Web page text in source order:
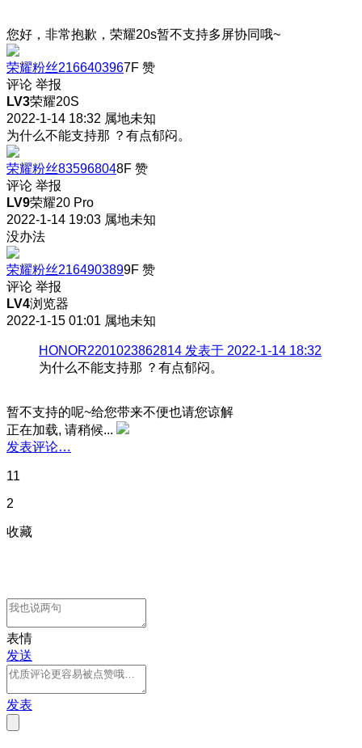
您好，非常抱歉，荣耀20s暂不支持多屏协同哦~
荣耀粉丝2166403967F 赞
评论 举报
LV3荣耀20S
2022-1-14 18:32 属地未知
为什么不能支持那 ？有点郁闷。
荣耀粉丝835968048F 赞
评论 举报
LV9荣耀20 Pro
2022-1-14 19:03 属地未知
没办法
荣耀粉丝2164903899F 赞
评论 举报
LV4浏览器
2022-1-15 01:01 属地未知
HONOR2201023862814 发表于 2022-1-14 18:32
为什么不能支持那 ？有点郁闷。
暂不支持的呢~给您带来不便也请您谅解
正在加载, 请稍候...
发表评论…
11
2
收藏
表情
发送
发表